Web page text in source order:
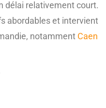
délai relativement court.
abordables et intervient
notamment Caen